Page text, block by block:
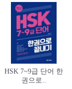
HSK 7~9급 단어 한
권으로..